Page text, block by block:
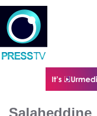
Salaheddine